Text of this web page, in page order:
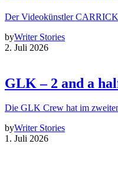
Der Videokünstler
byWriter Stories
2. Juli 2026
GLK – 2 and a
Die GLK Crew hat im
byWriter Stories
1. Juli 2026